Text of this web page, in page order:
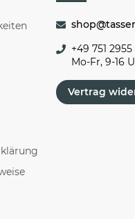
+49 751 2955
Mo-Fr, 9-16
Vertrag